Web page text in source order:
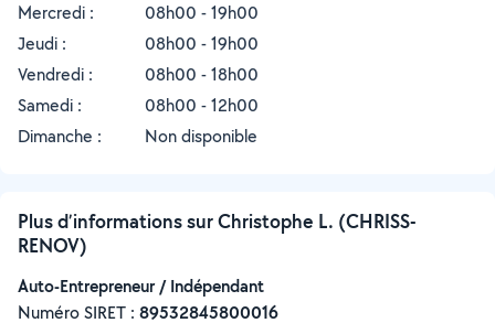
Mercredi :
08h00 - 19h00
Jeudi :
08h00 - 19h00
Vendredi :
08h00 - 18h00
Samedi :
08h00 - 12h00
Dimanche :
Non disponible
Plus d’informations sur Christophe L. (CHRISS-
RENOV)
Auto-Entrepreneur / Indépendant
Numéro SIRET : ‍89532845800016